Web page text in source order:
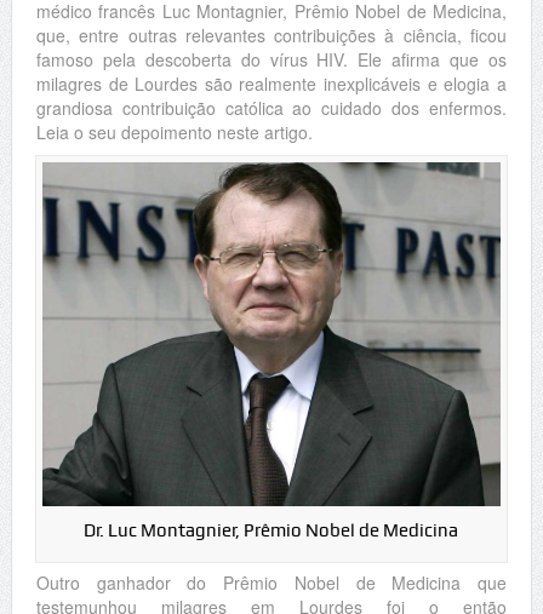
médico francês Luc Montagnier, Prêmio Nobel de Medicina,
que, entre outras relevantes contribuições à ciência, ficou
famoso pela descoberta do vírus HIV. Ele afirma que os
milagres de Lourdes são realmente inexplicáveis e elogia a
grandiosa contribuição católica ao cuidado dos enfermos.
Leia o seu depoimento neste artigo.
Dr. Luc Montagnier, Prêmio Nobel de Medicina
Outro ganhador do Prêmio Nobel de Medicina que
testemunhou milagres em Lourdes foi o então